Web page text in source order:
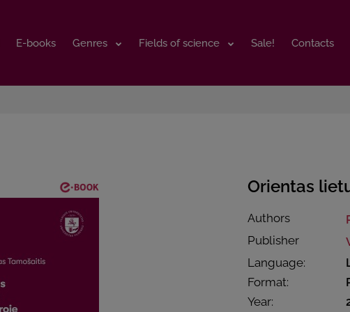
E-books Genres Fields of science Sale! Contacts
E-books Genres Fields of science Sale! Contacts
Orientas
Authors
Publisher
Language:
Format:
Year: